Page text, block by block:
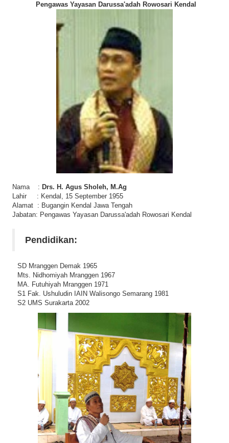
a
i
o
n
Pengawas Yayasan Darussa'adah Rowosari Kendal
Nama : Drs. H. Agus Sholeh, M.Ag
Lahir : Kendal, 15 September 1955
Alamat : Bugangin Kendal Jawa Tengah
Jabatan: Pengawas Yayasan Darussa'adah Rowosari Kendal
Pendidikan:
SD Mranggen Demak 1965
Mts. Nidhomiyah Mranggen 1967
MA. Futuhiyah Mranggen 1971
S1 Fak. Ushuludin IAIN Walisongo Semarang 1981
S2 UMS Surakarta 2002